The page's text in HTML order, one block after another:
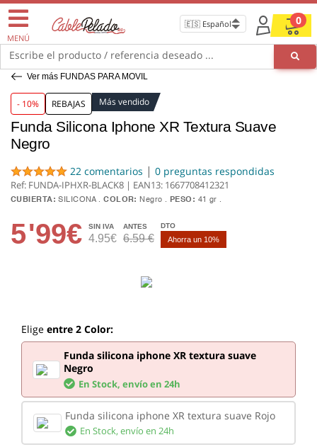
MENÚ
0
Escribe el producto / referencia deseado ...
Ver más FUNDAS PARA MOVIL
- 10% REBAJAS Más vendido
Funda Silicona Iphone XR Textura Suave
Negro
22 comentarios | 0 preguntas respondidas
Ref: FUNDA-IPHXR-BLACK8 | EAN13: 1667708412321
CUBIERTA: SILICONA COLOR: Negro PESO: 41 gr
5'99€ SIN IVA
4.95€
ANTES
6.59 €
DTO
Ahorra un 10%
Elige entre 2 Color:
Funda silicona iphone XR textura suave
Negro
En Stock, envío en 24h
Funda silicona iphone XR textura suave Rojo
En Stock, envío en 24h